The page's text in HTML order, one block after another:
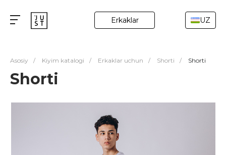
Erkaklar UZ
Asosiy / Kiyim katalogi / Erkaklar uchun / Shorti / Shorti
Shorti